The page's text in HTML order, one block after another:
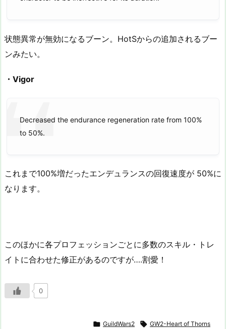
状態異常が無効になるブーン。HotSからの追加されるブー
ンみたい。
・Vigor
Decreased the endurance regeneration rate from 100%
to 50%.
これまで100%増だったエンデュランスの回復速度が 50%に
なります。
このほかに各プロフェッションごとに多数のスキル・トレ
イトに合わせた修正があるのですが….割愛！
0
 GuildWars2  GW2-Heart of Thorns